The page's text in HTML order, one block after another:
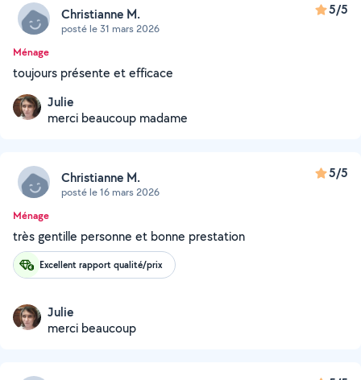
Christianne M.
posté le 31 mars 2026
5/5
Ménage
toujours présente et efficace
Julie
merci beaucoup madame
Christianne M.
posté le 16 mars 2026
5/5
Ménage
très gentille personne et bonne prestation
Excellent rapport qualité/prix
Julie
merci beaucoup